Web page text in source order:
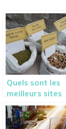
Quels sont les
meilleurs sites
pour faire des
achats
importants